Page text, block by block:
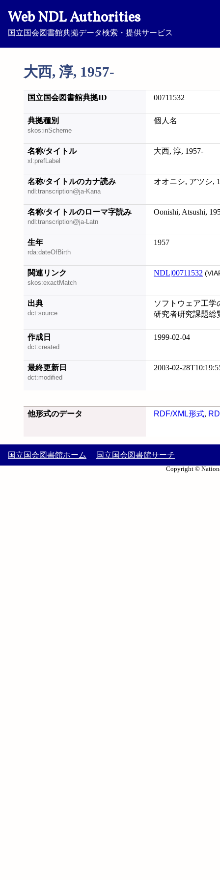
Web NDL Authorities
国立国会図書館典拠データ検索・提供サービス
大西, 淳, 1957-
国立国会図書館典拠ID 00711532
典拠種別
skos:inScheme
個人名
名称/タイトル
xl:prefLabel
大西, 淳, 1957-
名称/タイトルのカナ読み
ndl:transcription@ja-Kana
オオニシ, アツシ,
名称/タイトルのローマ字読み
ndl:transcription@ja-Latn
Oonishi, Atsushi,
生年
rda:dateOfBirth
1957
関連リンク
skos:exactMatch
NDL|00711532
出典
dct:source
ソフトウェア工学
研究者研究課題総
作成日
dct:created
1999-02-04
最終更新日
dct:modified
2003-02-
他形式のデータ RDF/XML形式,
国立国会図書館ホーム 国立国会図書館サーチ
Copyright ©